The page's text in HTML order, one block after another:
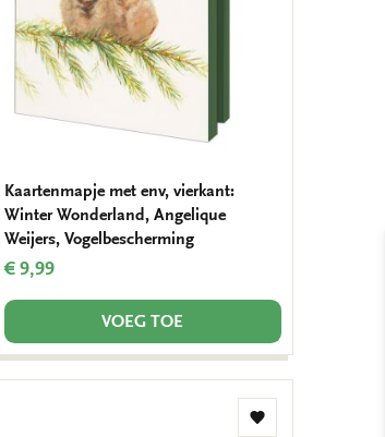
Kaartenmapje met env, vierkant:
Winter Wonderland, Angelique
Weijers, Vogelbescherming
€ 9,99
VOEG TOE
Toevoegen